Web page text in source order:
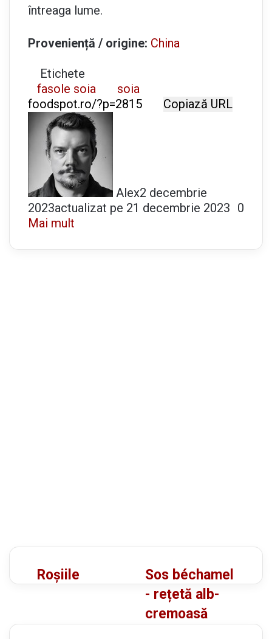
întreaga lume.
Proveniență / origine: China
Etichete
fasole soia
soia
Copiază URL
Alex2 decembrie
2023actualizat pe 21 decembrie 2023 0
Mai mult
R
o
Roșiile
S
o
b
Sos béchamel
- rețetă alb-
cremoasă